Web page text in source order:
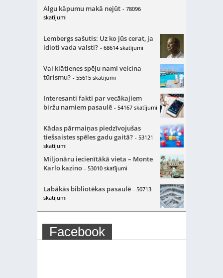
Algu kāpumu makā nejūt - 78096
skatījumi
Lembergs sašutis: Uz ko jūs cerat, ja
idioti vada valsti? - 68614 skatījumi
Vai klātienes spēļu nami veicina
tūrismu? - 55615 skatījumi
Interesanti fakti par vecākajiem
biržu namiem pasaulē - 54167 skatījumi
Kādas pārmaiņas piedzīvojušas
tiešsaistes spēles gadu gaitā? - 53121
skatījumi
Miljonāru iecienītākā vieta – Monte
Karlo kazino - 53010 skatījumi
Labākās bibliotēkas pasaulē - 50713
skatījumi
Facebook